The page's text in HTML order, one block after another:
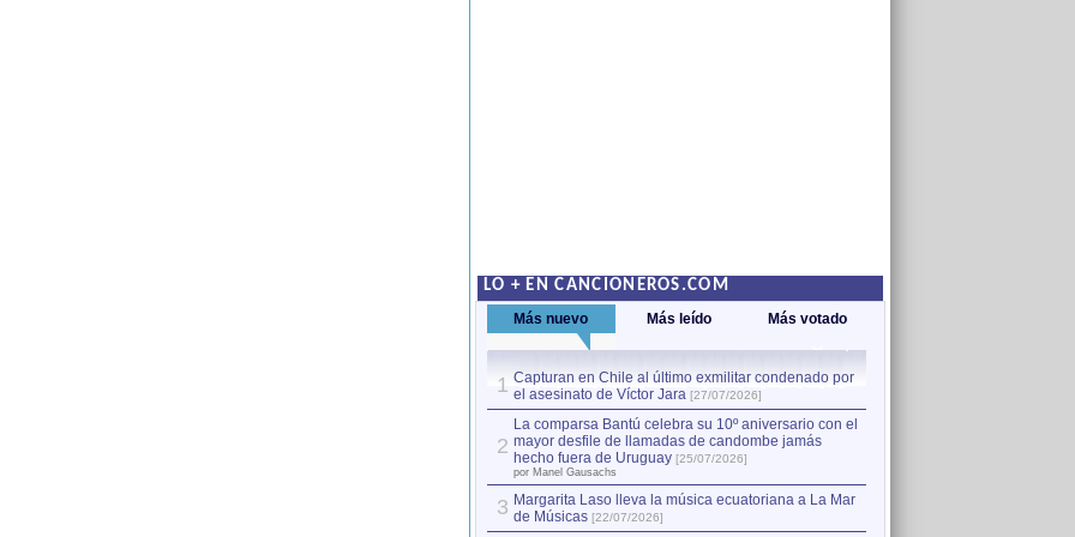
LO + EN CANCIONEROS.COM
Más nuevo Más leído Más votado
1 Capturan en Chile al último exmilitar condenado por
el asesinato de Víctor Jara [27/07/2026]
2
La comparsa Bantú celebra su 10º aniversario con el
mayor desfile de llamadas de candombe jamás
hecho fuera de Uruguay [25/07/2026]
por Manel Gausachs
3 Margarita Laso lleva la música ecuatoriana a La Mar
de Músicas [22/07/2026]